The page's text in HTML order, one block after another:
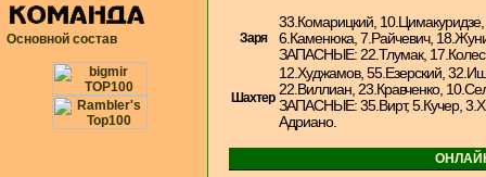
Основной состав Заря
33.Комарицкий,
6.Каменюка, 7.Райчевич,
ЗАПАСНЫЕ: 22.Тлумак,
Шахтер
12.Худжамов, 55.Езерский,
22.Виллиан, 23.Кравченко,
ЗАПАСНЫЕ: 35.Вирт, 5.Кучер,
Адриано.